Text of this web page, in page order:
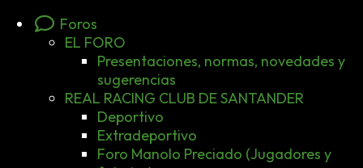
Foros
EL FORO
Presentaciones, normas, novedades y
sugerencias
REAL RACING CLUB DE SANTANDER
Deportivo
Extradeportivo
Foro Manolo Preciado (Jugadores y